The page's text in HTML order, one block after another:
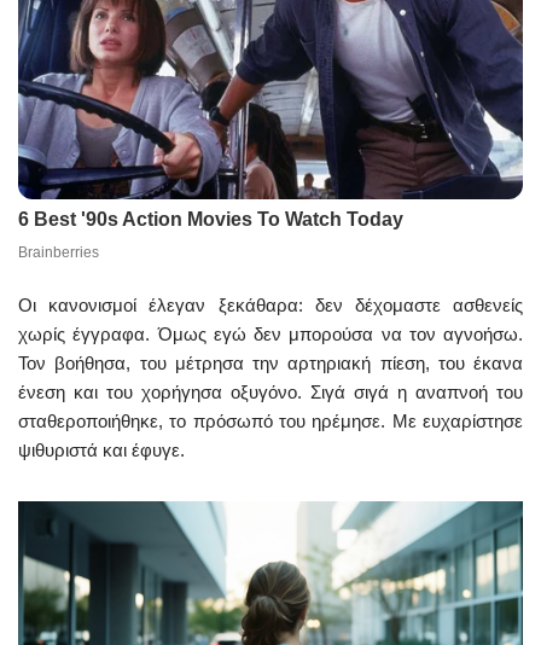
Οι κανονισμοί έλεγαν ξεκάθαρα: δεν δέχομαστε ασθενείς
χωρίς έγγραφα. Όμως εγώ δεν μπορούσα να τον αγνοήσω.
Τον βοήθησα, του μέτρησα την αρτηριακή πίεση, του έκανα
ένεση και του χορήγησα οξυγόνο. Σιγά σιγά η αναπνοή του
σταθεροποιήθηκε, το πρόσωπό του ηρέμησε. Με ευχαρίστησε
ψιθυριστά και έφυγε.